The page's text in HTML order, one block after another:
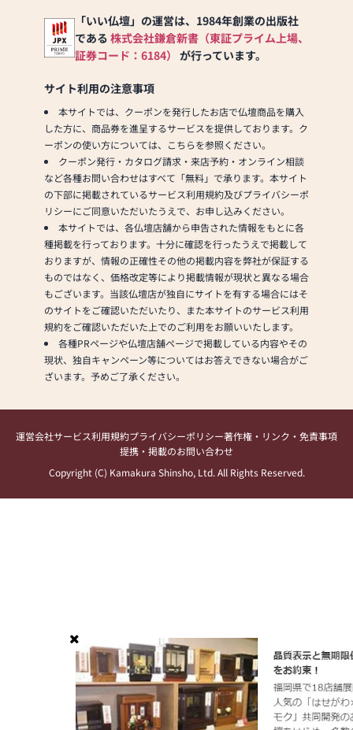
「いい仏壇」の運営は、1984年創業の出版社
である 株式会社鎌倉新書（東証プライム上場、
証券コード：6184） が行っています。
サイト利用の注意事項
本サイトでは、クーポンを発行したお店で仏壇商品を購入
した方に、商品券を進呈するサービスを提供しております。ク
ーポンの使い方については、こちらを参照ください。
クーポン発行・カタログ請求・来店予約・オンライン相談
など各種お問い合わせはすべて「無料」で承ります。本サイト
の下部に掲載されているサービス利用規約及びプライバシーポ
リシーにご同意いただいたうえで、お申し込みください。
本サイトでは、各仏壇店舗から申告された情報をもとに各
種掲載を行っております。十分に確認を行ったうえで掲載して
おりますが、情報の正確性その他の掲載内容を弊社が保証する
ものではなく、価格改定等により掲載情報が現状と異なる場合
もございます。当該仏壇店が独自にサイトを有する場合にはそ
のサイトをご確認いただいたり、また本サイトのサービス利用
規約をご確認いただいた上でのご利用をお願いいたします。
各種PRページや仏壇店舗ページで掲載している内容やその
現状、独自キャンペーン等についてはお答えできない場合がご
ざいます。予めご了承ください。
運営会社サービス利用規約プライバシーポリシー著作権・リンク・免責事項
提携・掲載のお問い合わせ
Copyright (C) Kamakura Shinsho, Ltd. All Rights Reserved.